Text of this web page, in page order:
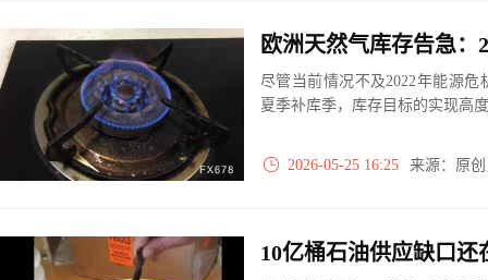
欧洲天然气库存告急
尽管当前情况不及2022年能源
夏季补库季，库存目标的实现高
2026-05-25 16:25 来源：原